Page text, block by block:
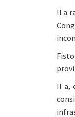
Il a
Il a,